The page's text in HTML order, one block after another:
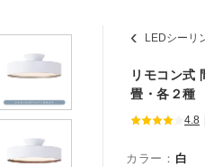
LEDシーリ
リモコン式
畳・各２種
4.8
カラー： 白